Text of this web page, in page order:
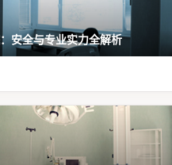
安全与专业实力全解析